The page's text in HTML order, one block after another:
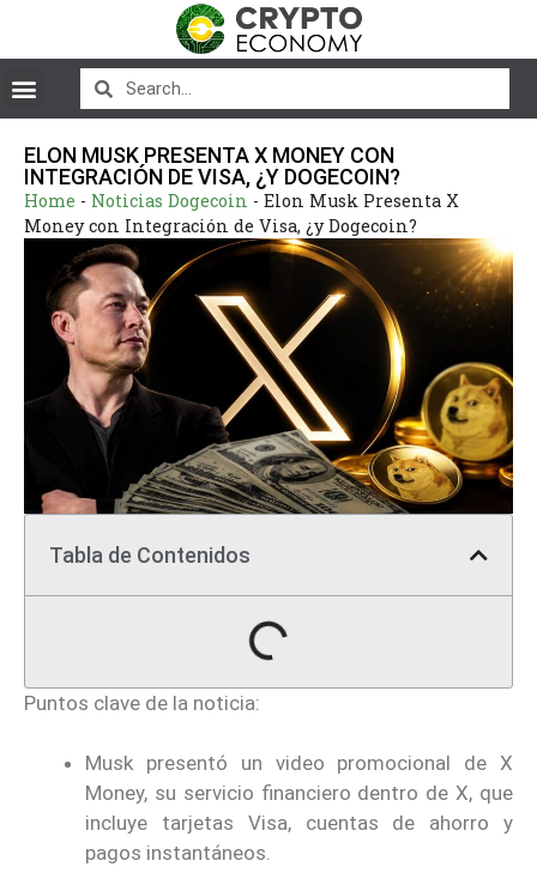
ELON MUSK PRESENTA X MONEY CON
INTEGRACIÓN DE VISA, ¿Y DOGECOIN?
Home - Noticias Dogecoin - Elon Musk Presenta X
Money con Integración de Visa, ¿y Dogecoin?
Tabla de Contenidos
Puntos clave de la noticia:
Musk presentó un video promocional de X
Money, su servicio financiero dentro de X, que
incluye tarjetas Visa, cuentas de ahorro y
pagos instantáneos.